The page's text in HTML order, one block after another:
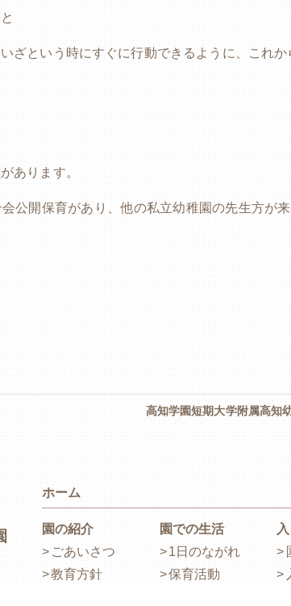
ざという時にすぐに行動できるように、これか
あります。
公開保育があり、他の私立幼稚園の先生方が
高知学園短期大学附属高知
ホーム
園の紹介
ごあいさつ
教育方針
園での生活
1日のながれ
保育活動